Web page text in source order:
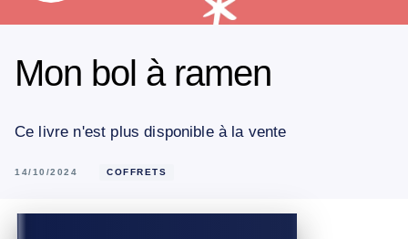
Mon bol à ramen
Ce livre n'est plus disponible à la vente
14/10/2024 COFFRETS